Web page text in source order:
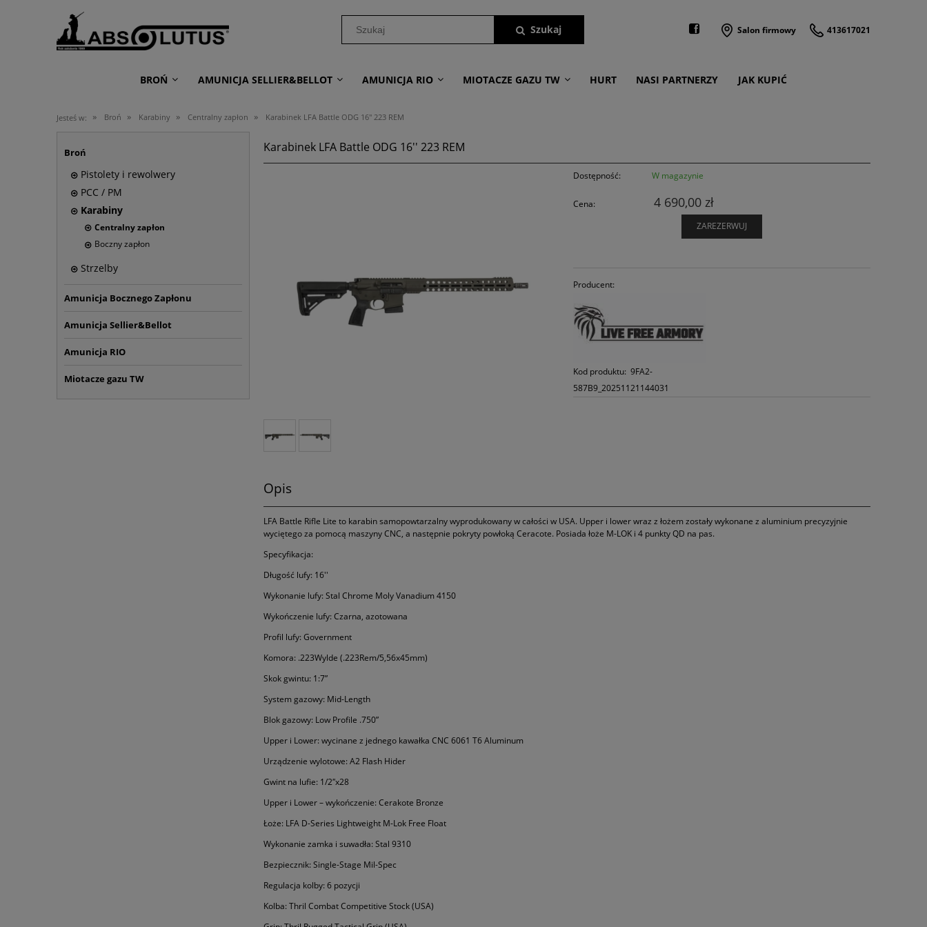
Salon firmowy 413617021
BROŃ AMUNICJA SELLIER&BELLOT AMUNICJA RIO MIOTACZE GAZU TW HURT NASI PARTNERZY JAK KUPIĆ
Jesteś w: » Broń » Karabiny » Centralny zapłon » Karabinek LFA Battle ODG 16'' 223 REM
Broń
Pistolety i rewolwery
PCC / PM
Karabiny
Centralny zapłon
Boczny zapłon
Strzelby
Amunicja Bocznego Zapłonu
Amunicja Sellier&Bellot
Amunicja RIO
Miotacze gazu TW
Karabinek LFA Battle ODG 16'' 223 REM
Dostępność: W magazynie
Cena: 4 690,00 zł
ZAREZERWUJ
Producent:
Kod produktu: 9FA2-
587B9_20251121144031
Opis
LFA Battle Rifle Lite to karabin samopowtarzalny wyprodukowany w całości w USA. Upper i lower wraz z łożem zostały wykonane z aluminium precyzyjnie
wyciętego za pomocą maszyny CNC, a następnie pokryty powłoką Ceracote. Posiada łoże M-LOK i 4 punkty QD na pas.
Specyfikacja:
Długość lufy: 16''
Wykonanie lufy: Stal Chrome Moly Vanadium 4150
Wykończenie lufy: Czarna, azotowana
Profil lufy: Government
Komora: .223Wylde (.223Rem/5,56x45mm)
Skok gwintu: 1:7”
System gazowy: Mid-Length
Blok gazowy: Low Profile .750”
Upper i Lower: wycinane z jednego kawałka CNC 6061 T6 Aluminum
Urządzenie wylotowe: A2 Flash Hider
Gwint na lufie: 1/2″x28
Upper i Lower – wykończenie: Cerakote Bronze
Łoże: LFA D-Series Lightweight M-Lok Free Float
Wykonanie zamka i suwadła: Stal 9310
Bezpiecznik: Single-Stage Mil-Spec
Regulacja kolby: 6 pozycji
Kolba: Thril Combat Competitive Stock (USA)